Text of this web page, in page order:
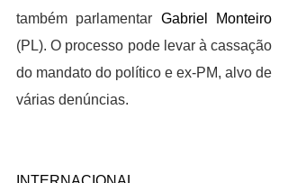
também parlamentar
(PL). O processo pode levar à cassação
do mandato do político e ex-PM, alvo de
várias denúncias.